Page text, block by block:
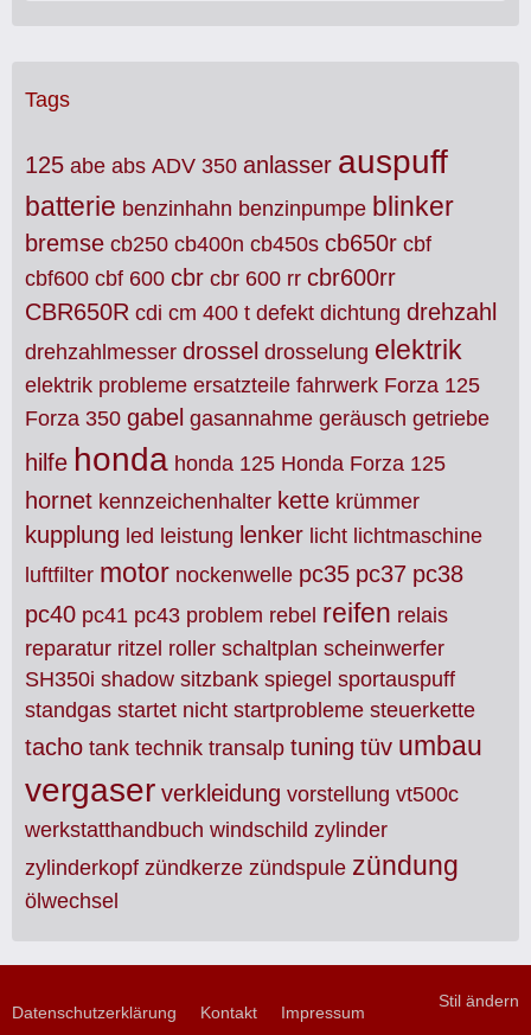
Tags
125 abe abs ADV 350 anlasser auspuff
batterie benzinhahn benzinpumpe blinker
bremse cb250 cb400n cb450s cb650r cbf
cbf600 cbf 600 cbr cbr 600 rr cbr600rr
CBR650R cdi cm 400 t defekt dichtung drehzahl
drehzahlmesser drossel drosselung elektrik
elektrik probleme ersatzteile fahrwerk Forza 125
Forza 350 gabel gasannahme geräusch getriebe
hilfe honda honda 125 Honda Forza 125
hornet kennzeichenhalter kette krümmer
kupplung led leistung lenker licht lichtmaschine
luftfilter motor nockenwelle pc35 pc37 pc38
pc40 pc41 pc43 problem rebel reifen relais
reparatur ritzel roller schaltplan scheinwerfer
SH350i shadow sitzbank spiegel sportauspuff
standgas startet nicht startprobleme steuerkette
tacho tank technik transalp tuning tüv umbau
vergaser verkleidung vorstellung vt500c
werkstatthandbuch windschild zylinder
zylinderkopf zündkerze zündspule zündung
ölwechsel
Stil ändern
Datenschutzerklärung Kontakt Impressum